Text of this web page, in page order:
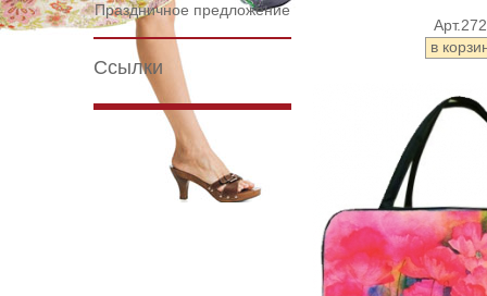
Праздничное предложение
Ссылки